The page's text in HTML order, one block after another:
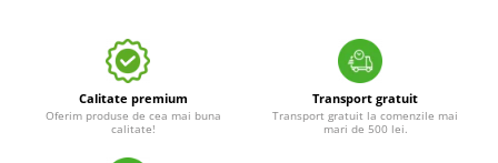
Calitate premium
Oferim produse de cea mai buna
calitate!
Transport gratuit
Transport gratuit la comenzile mai
mari de 500 lei.